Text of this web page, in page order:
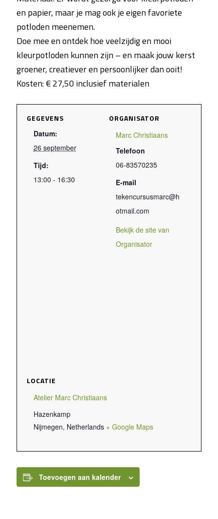
en papier, maar je mag ook je eigen favoriete
potloden meenemen.
Doe mee en ontdek hoe veelzijdig en mooi
kleurpotloden kunnen zijn – en maak jouw kerst
groener, creatiever en persoonlijker dan ooit!
Kosten: € 27,50 inclusief materialen
GEGEVENS
Datum:
26 september
Tijd:
13:00 - 16:30
ORGANISATOR
Marc Christiaans
Telefoon
06-83570235
E-mail
tekencursusmarc@h
otmail.com
Bekijk de site van
Organisator
LOCATIE
Atelier Marc Christiaans
Hazenkamp
Nijmegen, Netherlands + Google Maps
Toevoegen aan kalender